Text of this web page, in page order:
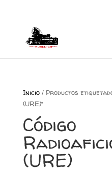
Inicio/ Productos
(URE)”
Código
(URE)